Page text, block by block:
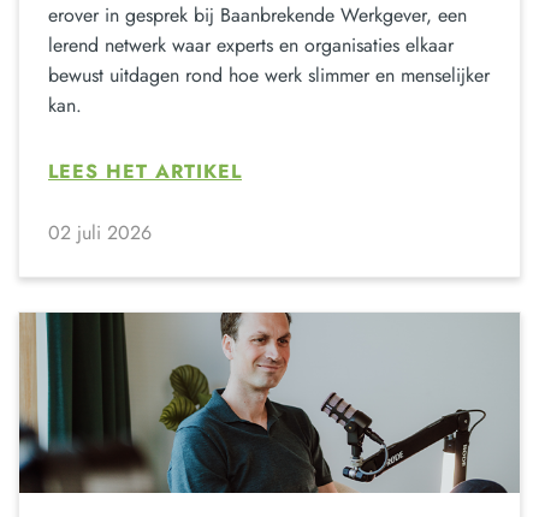
erover in gesprek bij Baanbrekende Werkgever, een
lerend netwerk waar experts en organisaties elkaar
bewust uitdagen rond hoe werk slimmer en menselijker
kan.
LEES HET ARTIKEL
02 juli 2026